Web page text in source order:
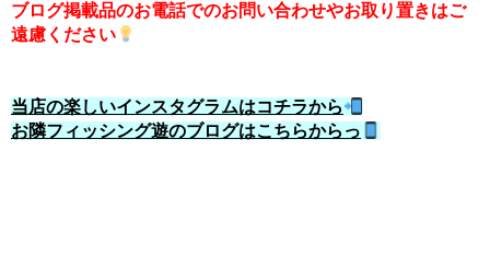
ブログ掲載品のお電話でのお問い合わせやお取り置きはご
遠慮ください
当店の楽しいインスタグラムはコチラから
お隣フィッシング遊のブログはこちらからっ